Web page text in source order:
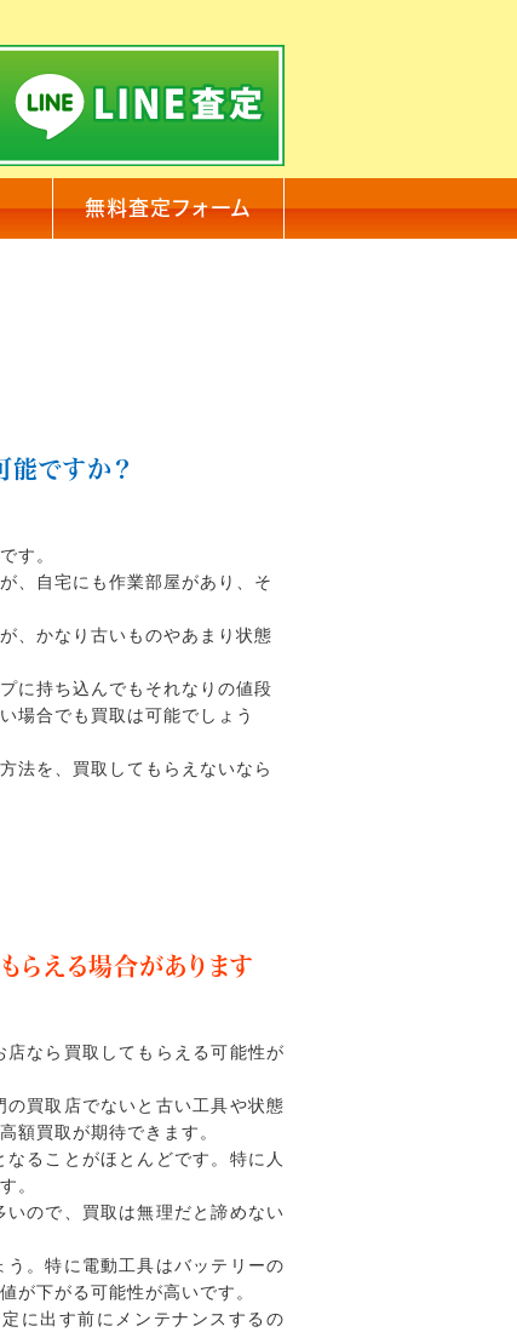
無料査定フォーム
能ですか？
す。
、自宅にも作業部屋があり、そ
、かなり古いものやあまり状態
に持ち込んでもそれなりの値段
場合でも買取は可能でしょう
法を、買取してもらえないなら
らえる場合があります
なら買取してもらえる可能性が
買取店でないと古い工具や状態
額買取が期待できます。
ることがほとんどです。特に人
。
ので、買取は無理だと諦めない
。特に電動工具はバッテリーの
が下がる可能性が高いです。
に出す前にメンテナンスするの